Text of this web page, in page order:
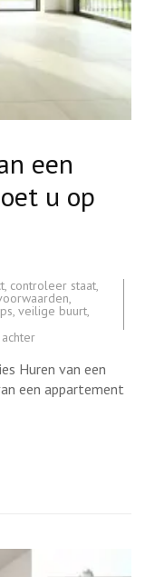
een
u op
, controleer staat,
,
, veilige buurt,
op
het
huren
van
Huren van een
een appartement